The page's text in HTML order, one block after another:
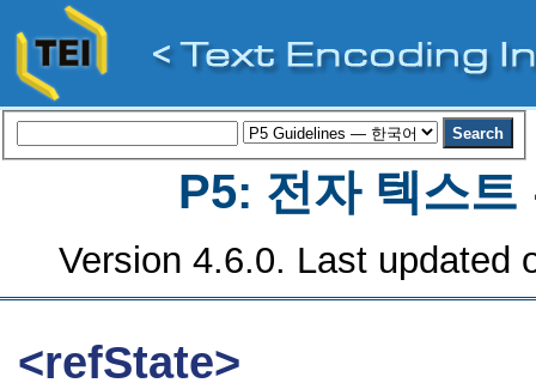
P5: 전자 텍스트
Version 4.6.0. Last updated
<refState>